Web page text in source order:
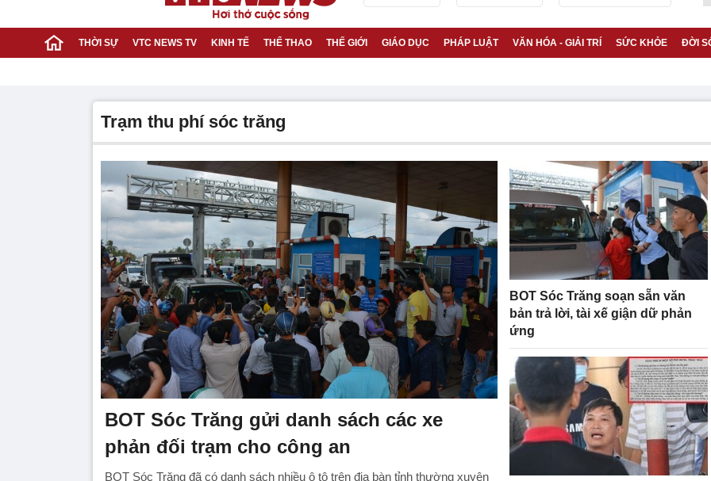
THỜI SỰ VTC NEWS TV KINH TẾ THỂ THAO THẾ GIỚI GIÁO DỤC PHÁP LUẬT VĂN HÓA - GIẢI TRÍ SỨC KHỎE ĐỜI
trạm thu phí sóc trăng
BOT Sóc Trăng gửi danh sách các xe
phản đối trạm cho công an
BOT Sóc Trăng đã có danh sách nhiều ô tô trên địa bàn tỉnh thường xuyên
BOT Sóc Trăng soạn sẵn văn
bản trả lời, tài xế giận dữ phản
ứng